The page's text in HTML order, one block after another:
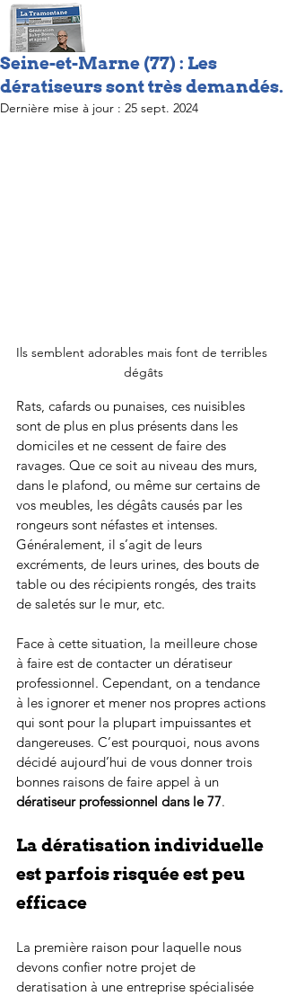
Seine-et-Marne (77) : Les
dératiseurs sont très demandés.
Dernière mise à jour : 25 sept. 2024
Ils semblent adorables mais font de terribles
dégâts
Rats, cafards ou punaises, ces nuisibles
sont de plus en plus présents dans les
domiciles et ne cessent de faire des
ravages. Que ce soit au niveau des murs,
dans le plafond, ou même sur certains de
vos meubles, les dégâts causés par les
rongeurs sont néfastes et intenses.
Généralement, il s’agit de leurs
excréments, de leurs urines, des bouts de
table ou des récipients rongés, des traits
de saletés sur le mur, etc.
Face à cette situation, la meilleure chose
à faire est de contacter un dératiseur
professionnel. Cependant, on a tendance
à les ignorer et mener nos propres actions
qui sont pour la plupart impuissantes et
dangereuses. C’est pourquoi, nous avons
décidé aujourd’hui de vous donner trois
bonnes raisons de faire appel à un
dératiseur professionnel dans le 77.
La dératisation individuelle
est parfois risquée est peu
efficace
La première raison pour laquelle nous
devons confier notre projet de
deratisation à une entreprise spécialisée